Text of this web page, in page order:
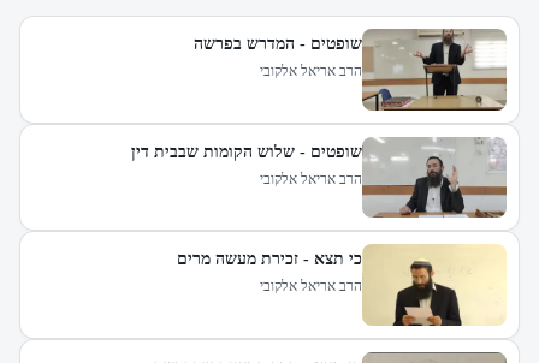
שופטים - המדרש בפרשה
הרב אריאל אלקובי
שופטים - שלוש הקומות שבבית דין
הרב אריאל אלקובי
כי תצא - זכירת מעשה מרים
הרב אריאל אלקובי